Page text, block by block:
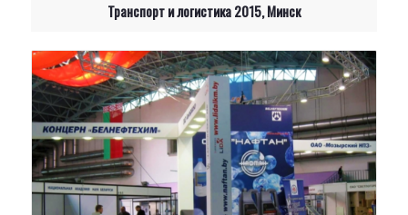
Транспорт и логистика 2015, Минск